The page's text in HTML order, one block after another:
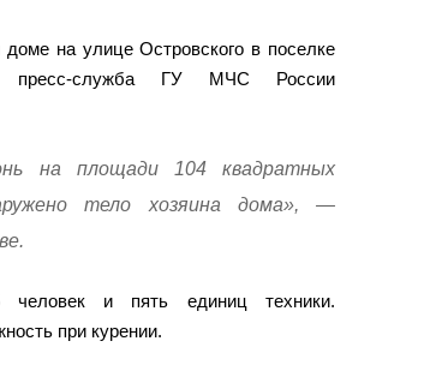
на улице Островского в поселке
пресс-служба ГУ МЧС России
на площади 104 квадратных
тело хозяина дома», —
и пять единиц техники.
при курении.